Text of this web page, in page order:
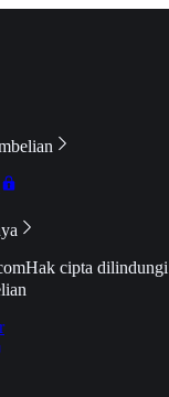
Hak cipta